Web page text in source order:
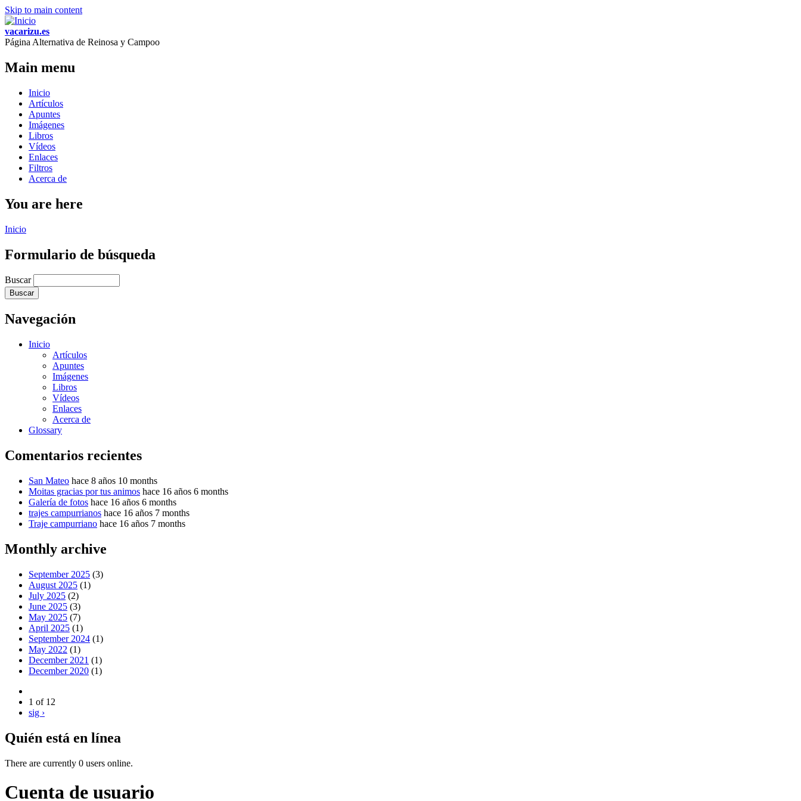
Skip to main content
vacarizu.es
Página Alternativa de Reinosa y Campoo
Main menu
Inicio
Artículos
Apuntes
Imágenes
Libros
Vídeos
Enlaces
Filtros
Acerca de
You are here
Inicio
Formulario de búsqueda
Buscar
Navegación
Inicio
Artículos
Apuntes
Imágenes
Libros
Vídeos
Enlaces
Acerca de
Glossary
Comentarios recientes
San Mateo hace 8 años 10 months
Moitas gracias por tus animos hace 16 años 6 months
Galería de fotos hace 16 años 6 months
trajes campurrianos hace 16 años 7 months
Traje campurriano hace 16 años 7 months
Monthly archive
September 2025 (3)
August 2025 (1)
July 2025 (2)
June 2025 (3)
May 2025 (7)
April 2025 (1)
September 2024 (1)
May 2022 (1)
December 2021 (1)
December 2020 (1)
1 of 12
sig ›
Quién está en línea
There are currently 0 users online.
Cuenta de usuario